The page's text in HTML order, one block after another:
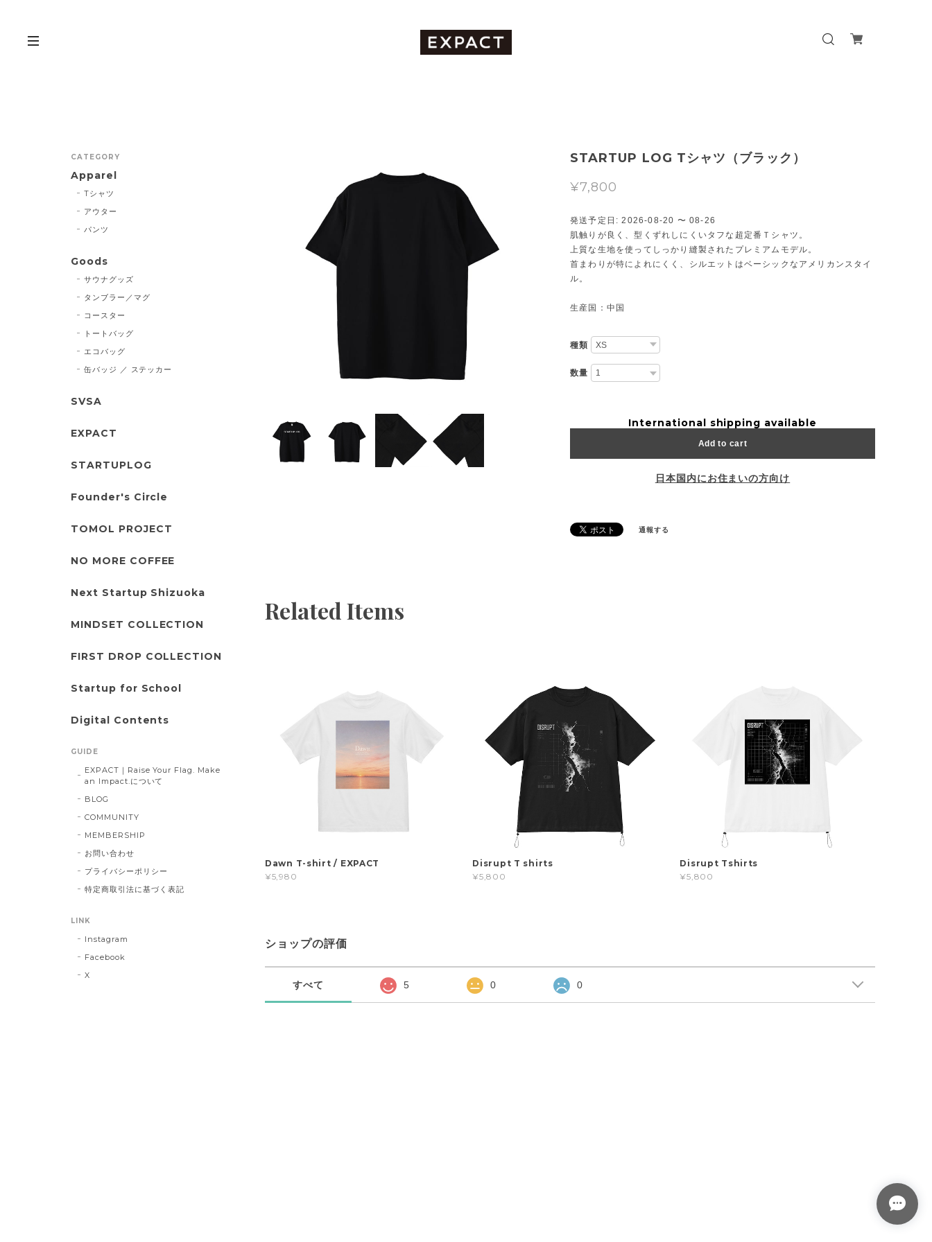
STARTUP LOG Tシャツ（ブラック）
¥7,800
発送予定日: 2026-08-20 〜 08-26
肌触りが良く、型くずれしにくいタフな超定番Ｔシャツ。
上質な生地を使ってしっかり縫製されたプレミアムモデル。
首まわりが特によれにくく、シルエットはベーシックなアメリカンスタイ
ル。
生産国：中国
種類
数量
International shipping available
Add to cart
日本国内にお住まいの方向け
通報する
Related Items
Dawn T-shirt / EXPACT
¥5,980
Disrupt T shirts
¥5,800
Disrupt Tshirts
¥5,800
ショップの評価
すべて 5 0 0
CATEGORY
Apparel
Tシャツ
アウター
パンツ
Goods
サウナグッズ
タンブラー／マグ
コースター
トートバッグ
エコバッグ
缶バッジ ／ ステッカー
SVSA
EXPACT
STARTUPLOG
Founder's Circle
TOMOL PROJECT
NO MORE COFFEE
Next Startup Shizuoka
MINDSET COLLECTION
FIRST DROP COLLECTION
Startup for School
Digital Contents
GUIDE
EXPACT｜Raise Your Flag. Make
an Impact.について
BLOG
COMMUNITY
MEMBERSHIP
お問い合わせ
プライバシーポリシー
特定商取引法に基づく表記
LINK
Instagram
Facebook
X